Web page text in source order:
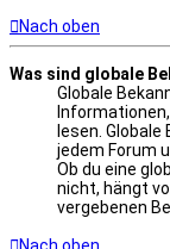
Nach oben
Was sind globale
Globale
lesen.
jedem Forum
Ob du eine
nicht, hängt
vergebenen